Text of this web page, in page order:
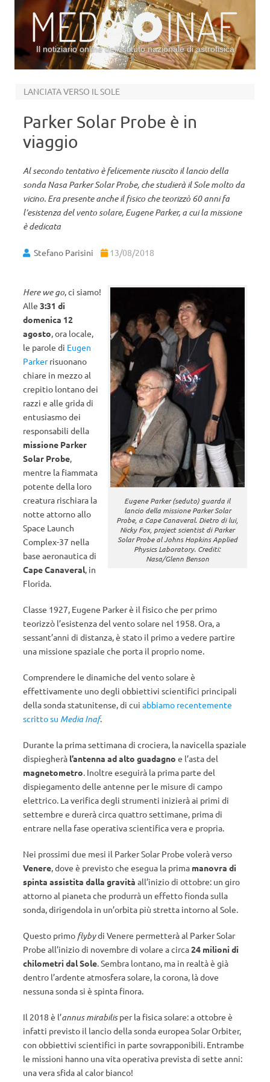
Il notiziario online dell’Istituto nazionale di astrofisica
LANCIATA VERSO IL SOLE
Parker Solar Probe è in
viaggio
Al secondo tentativo è felicemente riuscito il lancio della
sonda Nasa Parker Solar Probe, che studierà il Sole molto da
vicino. Era presente anche il fisico che teorizzò 60 anni fa
l’esistenza del vento solare, Eugene Parker, a cui la missione
è dedicata
Stefano Parisini 13/08/2018
Eugene Parker (seduto) guarda il
lancio della missione Parker Solar
Probe, a Cape Canaveral. Dietro di lui,
Nicky Fox, project scientist di Parker
Solar Probe al Johns Hopkins Applied
Physics Laboratory. Crediti:
Nasa/Glenn Benson
Here we go, ci siamo!
Alle 3:31 di
domenica 12
agosto, ora locale,
le parole di Eugen
Parkerrisuonano
chiare in mezzo al
crepitio lontano dei
razzi e alle grida di
entusiasmo dei
responsabili della
missione Parker
Solar Probe,
mentre la fiammata
potente della loro
creatura rischiara la
notte attorno allo
Space Launch
Complex-37 nella
base aeronautica di
Cape Canaveral, in
Florida.
Classe 1927, Eugene Parker è il fisico che per primo
teorizzò l’esistenza del vento solare nel 1958. Ora, a
sessant’anni di distanza, è stato il primo a vedere partire
una missione spaziale che porta il proprio nome.
Comprendere le dinamiche del vento solare è
effettivamente uno degli obbiettivi scientifici principali
della sonda statunitense, di cui abbiamo recentemente
scritto su Media Inaf.
Durante la prima settimana di crociera, la navicella spaziale
dispiegherà l’antenna ad alto guadagno e l’asta del
magnetometro. Inoltre eseguirà la prima parte del
dispiegamento delle antenne per le misure di campo
elettrico. La verifica degli strumenti inizierà ai primi di
settembre e durerà circa quattro settimane, prima di
entrare nella fase operativa scientifica vera e propria.
Nei prossimi due mesi il Parker Solar Probe volerà verso
Venere, dove è previsto che esegua la prima manovra di
spinta assistita dalla gravità all’inizio di ottobre: un giro
attorno al pianeta che produrrà un effetto fionda sulla
sonda, dirigendola in un’orbita più stretta intorno al Sole.
Questo primo flybydi Venere permetterà al Parker Solar
Probe all’inizio di novembre di volare a circa24 milioni di
chilometri dal Sole. Sembra lontano, ma in realtà è già
dentro l’ardente atmosfera solare, la corona, là dove
nessuna sonda si è spinta finora.
Il 2018 è l’annus mirabilisper la fisica solare: a ottobre è
infatti previsto il lancio della sonda europea Solar Orbiter,
con obbiettivi scientifici in parte sovrapponibili. Entrambe
le missioni hanno una vita operativa prevista di sette anni:
una vera sfida al calor bianco!